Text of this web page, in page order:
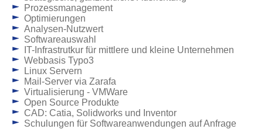
Prozessmanagement
Optimierungen
Analysen-Nutzwert
Softwareauswahl
IT-Infrastrutkur für mittlere und kleine Unternehmen
Webbasis Typo3
Linux Servern
Mail-Server via Zarafa
Virtualisierung - VMWare
Open Source Produkte
CAD: Catia, Solidworks und Inventor
Schulungen für Softwareanwendungen auf Anfrage